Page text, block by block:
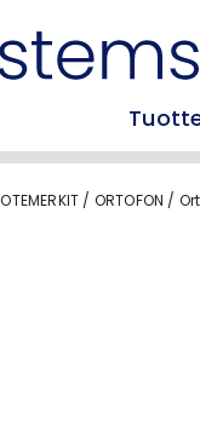
/ ORTOFON /